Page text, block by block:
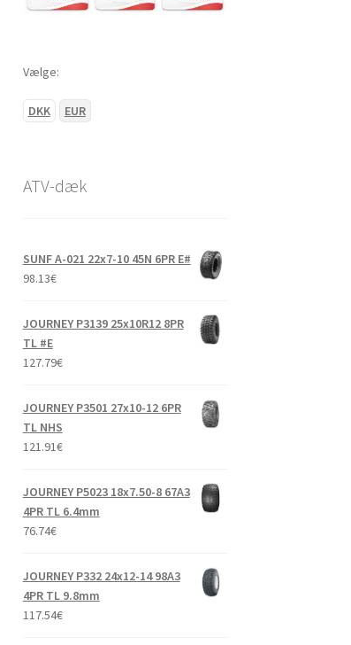
Vælge:
DKK EUR
ATV-dæk
SUNF A-021 22x7-10 45N 6PR E#
98.13€
JOURNEY P3139 25x10R12 8PR
TL #E
127.79€
JOURNEY P3501 27x10-12 6PR
TL NHS
121.91€
JOURNEY P5023 18x7.50-8 67A3
4PR TL 6.4mm
76.74€
JOURNEY P332 24x12-14 98A3
4PR TL 9.8mm
117.54€